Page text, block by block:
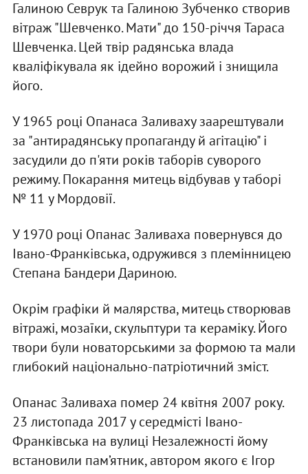
Галиною Севрук та Галиною Зубченко створив
вітраж "Шевченко. Мати" до 150-річчя Тараса
Шевченка. Цей твір радянська влада
кваліфікувала як ідейно ворожий і знищила
його.
У 1965 році Опанаса Заливаху заарештували
за "антирадянську пропаганду й агітацію" і
засудили до п'яти років таборів суворого
режиму. Покарання митець відбував у таборі
№ 11 у Мордовії.
У 1970 році Опанас Заливаха повернувся до
Івано-Франківська, одружився з племінницею
Степана Бандери Дариною.
Окрім графіки й малярства, митець створював
вітражі, мозаїки, скульптури та кераміку. Його
твори були новаторськими за формою та мали
глибокий національно-патріотичний зміст.
Опанас Заливаха помер 24 квітня 2007 року.
23 листопада 2017 у середмісті Івано-
Франківська на вулиці Незалежності йому
встановили пам’ятник, автором якого є Ігор